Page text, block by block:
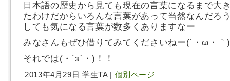
日本語の歴史から見ても現在の言葉になるまで大
たわけだからいろんな言葉があって当然なんだろ
しても気になる言葉が数多くありますなー
みなさんもぜひ借りてみてくださいねー(´・ω・｀
それでは(・´з`・)！！
2013年4月29日 学生TA | 個別ページ